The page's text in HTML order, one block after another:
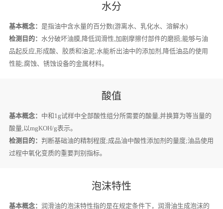
水分
基本概念： 是指油中含水量的百分数(游离水、乳化水、溶解水)
检测目的： 水分破坏油膜,降低润滑性,加剧摩擦付部件的磨损;能够与油
品起反应,形成酸、胶质和油泥;水能析出油中的添加剂,降低油品的使用
性能;腐蚀、锈蚀设备的金属材料。
酸值
基本概念： 中和1g试样中全部酸性组分所需要的酸量,并换算为等当量的
酸量,以mgKOH/g表示。
检测目的： 判断基础油的精制程度;成品油中酸性添加剂的量度;油品使用
过程中氧化变质的重要判别指标。
泡沫特性
基本概念： 润滑油的泡沫特性指的是在规定条件下，润滑油生成泡沫的